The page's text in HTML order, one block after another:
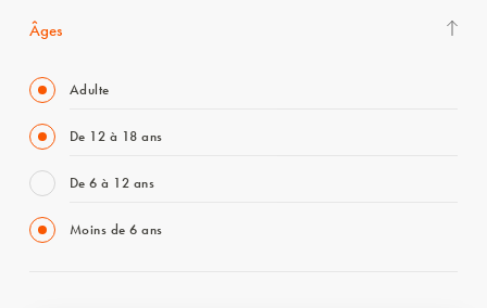
Âges
Adulte
De 12 à 18 ans
De 6 à 12 ans
Moins de 6 ans